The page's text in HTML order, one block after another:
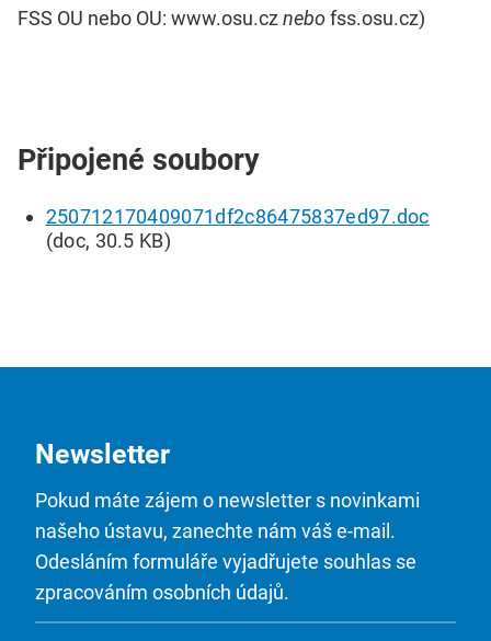
FSS OU nebo OU: www.osu.cz nebofss.osu.cz)
Připojené soubory
250712170409071df2c86475837ed97.doc
(doc, 30.5 KB)
Newsletter
Pokud máte zájem o newsletter s novinkami
našeho ústavu, zanechte nám váš e-mail.
Odesláním formuláře vyjadřujete souhlas se
zpracováním osobních údajů.